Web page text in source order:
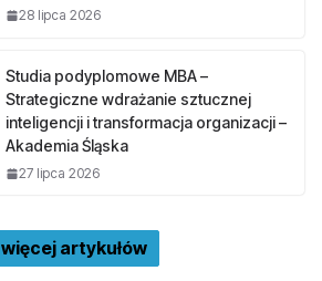
28 lipca 2026
Studia podyplomowe MBA –
Strategiczne wdrażanie sztucznej
inteligencji i transformacja organizacji –
Akademia Śląska
27 lipca 2026
więcej artykułów